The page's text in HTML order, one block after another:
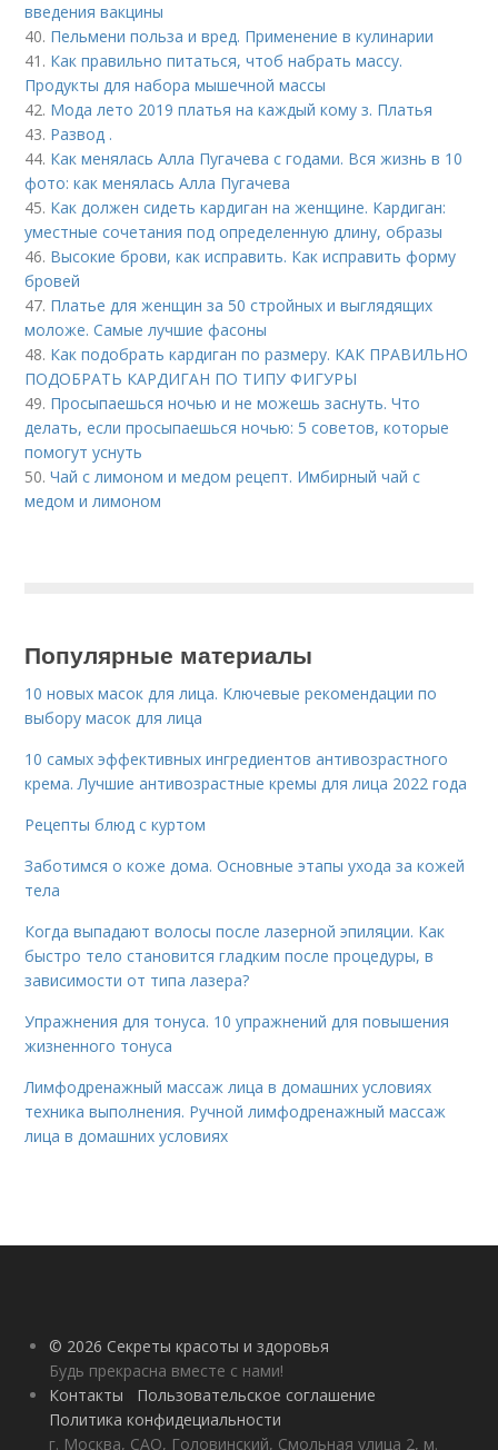
введения вакцины
40. Пельмени польза и вред. Применение в кулинарии
41. Как правильно питаться, чтоб набрать массу.
Продукты для набора мышечной массы
42. Мода лето 2019 платья на каждый кому з. Платья
43. Развод .
44. Как менялась Алла Пугачева с годами. Вся жизнь в 10
фото: как менялась Алла Пугачева
45. Как должен сидеть кардиган на женщине. Кардиган:
уместные сочетания под определенную длину, образы
46. Высокие брови, как исправить. Как исправить форму
бровей
47. Платье для женщин за 50 стройных и выглядящих
моложе. Самые лучшие фасоны
48. Как подобрать кардиган по размеру. КАК ПРАВИЛЬНО
ПОДОБРАТЬ КАРДИГАН ПО ТИПУ ФИГУРЫ
49. Просыпаешься ночью и не можешь заснуть. Что
делать, если просыпаешься ночью: 5 советов, которые
помогут уснуть
50.Чай с лимоном и медом рецепт. Имбирный чай с
медом и лимоном
Популярные материалы
10 новых масок для лица. Ключевые рекомендации по
выбору масок для лица
10 самых эффективных ингредиентов антивозрастного
крема. Лучшие антивозрастные кремы для лица 2022 года
Рецепты блюд с куртом
Заботимся о коже дома. Основные этапы ухода за кожей
тела
Когда выпадают волосы после лазерной эпиляции. Как
быстро тело становится гладким после процедуры, в
зависимости от типа лазера?
Упражнения для тонуса. 10 упражнений для повышения
жизненного тонуса
Лимфодренажный массаж лица в домашних условиях
техника выполнения. Ручной лимфодренажный массаж
лица в домашних условиях
© 2026 Секреты красоты и здоровья
Будь прекрасна вместе с нами!
Контакты
Пользовательское соглашение
Политика конфидециальности
г. Москва, САО, Головинский, Смольная улица 2, м.